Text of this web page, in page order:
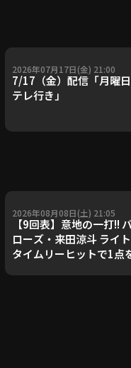
2026年07月17日(金) 21:00
7/17（金）配信「月曜
テレ行き」
2026年08月08日(土) 21:05
【9回表】意地の一打!!
ローズ・来田涼斗 ライ
タイムリーヒットで1点